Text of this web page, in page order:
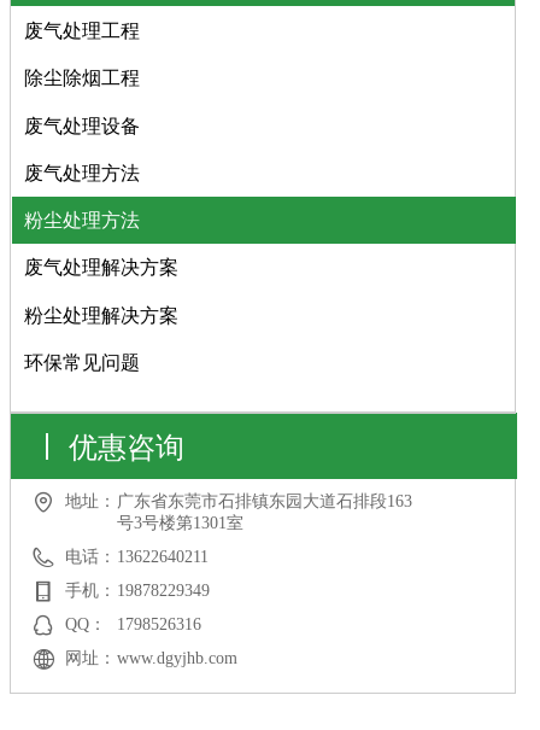
优惠咨询
地址： 广东省东莞市石排镇东园大道石排段163
号3号楼第1301室
电话： 13622640211
手机： 19878229349
QQ：
1798526316
网址： www.dgyjhb.com
废气处理工程
除尘除烟工程
废气处理设备
废气处理方法
粉尘处理方法
废气处理解决方案
粉尘处理解决方案
环保常见问题